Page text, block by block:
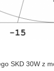
SKD 30W z